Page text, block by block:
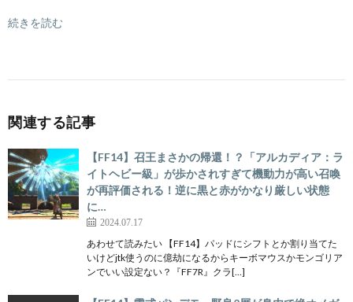
続きを読む
関連する記事
【FF14】召王まさかの帰還！？「アルカディア：ラ
イトヘビー級」が歩かされすぎて機動力が高い召喚
が再評価される！逆に黒と赤がかなり厳しい状態
に…
2024.07.17
あわせて読みたい 【FF14】パッドにシフトとか割り当てた
いけどjtk使うのに億劫になるからキーボマウスかモンゴリア
ンでいい設定ない？『FF7R』クラ[…]